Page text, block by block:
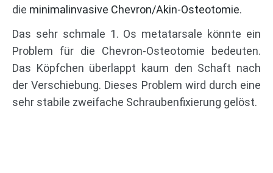
die minimalinvasive Chevron/Akin-Osteotomie.
Das sehr schmale 1. Os metatarsale könnte ein
Problem für die Chevron-Osteotomie bedeuten.
Das Köpfchen überlappt kaum den Schaft nach
der Verschiebung. Dieses Problem wird durch eine
sehr stabile zweifache Schraubenfixierung gelöst.